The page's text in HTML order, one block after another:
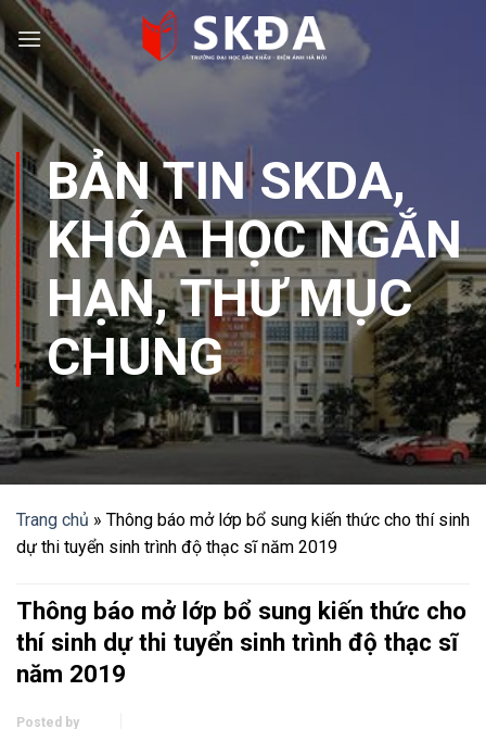
Skip
to
content
BẢN TIN SKDA,
KHÓA HỌC NGẮN
HẠN,THƯ MỤC
CHUNG
Trang chủ » Thông báo mở lớp bổ sung kiến thức cho thí sinh
dự thi tuyển sinh trình độ thạc sĩ năm 2019
Thông báo mở lớp bổ sung kiến thức cho
thí sinh dự thi tuyển sinh trình độ thạc sĩ
năm 2019
Posted by